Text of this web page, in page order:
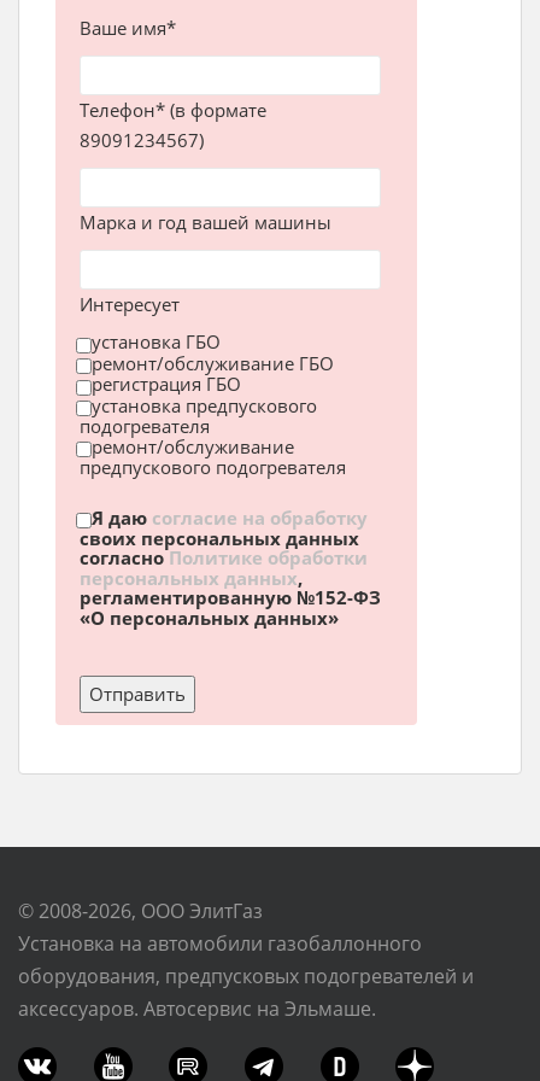
Ваше имя*
Телефон* (в формате
89091234567)
Марка и год вашей машины
Интересует
установка ГБО
ремонт/обслуживание ГБО
регистрация ГБО
установка предпускового
подогревателя
ремонт/обслуживание
предпускового подогревателя
Я даю согласие на обработку
своих персональных данных
согласноПолитике обработки
персональных данных,
регламентированную №152-ФЗ
«О персональных данных»
© 2008-2026, ООО ЭлитГаз
Установка на автомобили газобаллонного
оборудования, предпусковых подогревателей и
аксессуаров. Автосервис на Эльмаше.